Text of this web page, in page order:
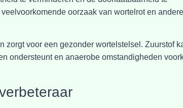
oorzaak van wortelrot en andere
zorgt voor een gezonder wortelstelsel. Zuurstof
ondersteunt en anaerobe omstandigheden